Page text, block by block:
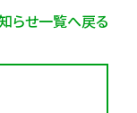
らせ一覧へ戻る